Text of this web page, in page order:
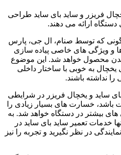
فریزر و ساید بای ساید طراحی
ارائه می دهند.
که توسط صنام، ال جی، پارس
و ویژگی های خاصی پیاده سازی
محصول خواهد شد. این موضوع
به خوبی با ساختار داخلی
را نداشته باشند.
ساید و یخچال فریزر در شرایطی
باشد، خسارت های بسیار زیادی را
های بیشتر در دستگاه خواهد شد. به
خدمات تعمیر ساید بای ساید در
در نظر نگیرید و تجربه را نیز